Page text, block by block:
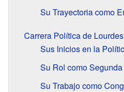
Su Trayectoria como
Carrera Política de
Sus Inicios en la
Su Rol como
Su Trabajo como